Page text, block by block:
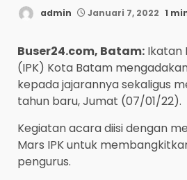
admin Januari 7, 2022 1
Buser24.com, Batam: Ikatan
(IPK) Kota Batam
kepada jajarannya sekaligus
tahun baru, Jumat (07/01/22).
Kegiatan acara diisi dengan
Mars IPK untuk
pengurus.